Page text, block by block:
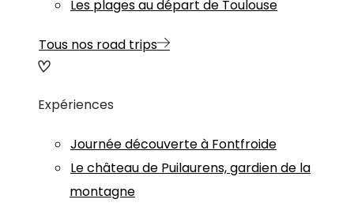
Les plages au départ de Toulouse
Tous nos road trips
Expériences
Journée découverte à Fontfroide
Le château de Puilaurens, gardien de la
montagne